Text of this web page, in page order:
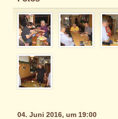
04. Juni 2016, um 19:00